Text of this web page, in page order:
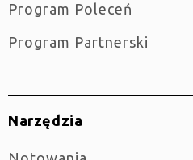
Program Poleceń
Program Partnerski
Narzędzia